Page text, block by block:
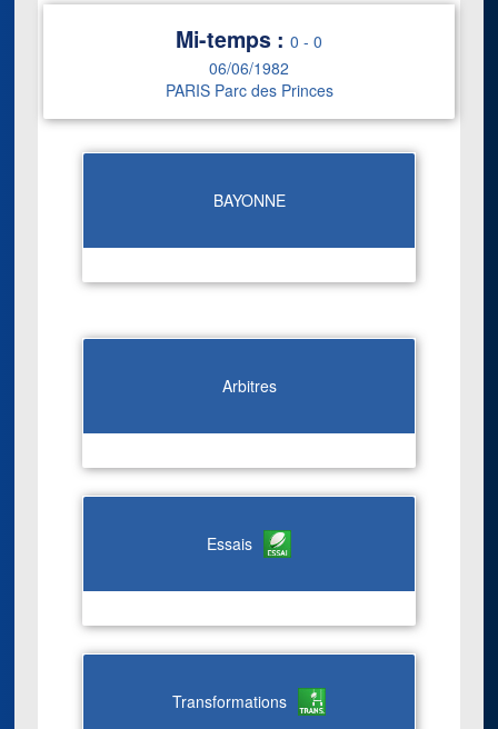
Mi-temps : 0 - 0
06/06/1982
PARIS Parc des Princes
BAYONNE
Arbitres
Essais
Transformations